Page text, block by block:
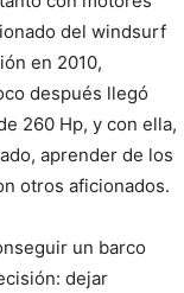
del windsurf
en 2010,
después llegó
260 Hp, y con ella,
aprender de los
otros aficionados.
un barco
dejar